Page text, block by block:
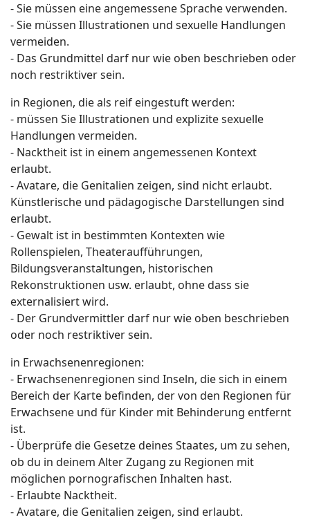
- Sie müssen eine angemessene Sprache verwenden.
- Sie müssen Illustrationen und sexuelle Handlungen
vermeiden.
- Das Grundmittel darf nur wie oben beschrieben oder
noch restriktiver sein.
in Regionen, die als reif eingestuft werden:
- müssen Sie Illustrationen und explizite sexuelle
Handlungen vermeiden.
- Nacktheit ist in einem angemessenen Kontext
erlaubt.
- Avatare, die Genitalien zeigen, sind nicht erlaubt.
Künstlerische und pädagogische Darstellungen sind
erlaubt.
- Gewalt ist in bestimmten Kontexten wie
Rollenspielen, Theateraufführungen,
Bildungsveranstaltungen, historischen
Rekonstruktionen usw. erlaubt, ohne dass sie
externalisiert wird.
- Der Grundvermittler darf nur wie oben beschrieben
oder noch restriktiver sein.
in Erwachsenenregionen:
- Erwachsenenregionen sind Inseln, die sich in einem
Bereich der Karte befinden, der von den Regionen für
Erwachsene und für Kinder mit Behinderung entfernt
ist.
- Überprüfe die Gesetze deines Staates, um zu sehen,
ob du in deinem Alter Zugang zu Regionen mit
möglichen pornografischen Inhalten hast.
- Erlaubte Nacktheit.
- Avatare, die Genitalien zeigen, sind erlaubt.